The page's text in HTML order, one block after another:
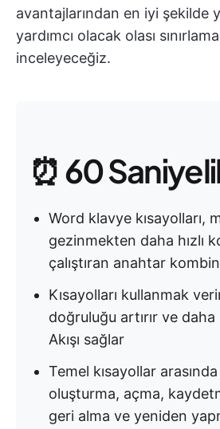
avantajlarından en iyi şekilde
yardımcı olacak olası
inceleyeceğiz.
⏰ 60
Word klavye kısayolları,
gezinmekten daha hızlı
çalıştıran anahtar
Kısayolları kullanmak
doğruluğu artırır ve
Akışı sağlar
Temel kısayollar
oluşturma, açma,
geri alma ve yeniden